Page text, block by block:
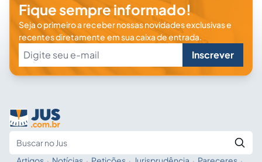
Fique sempre informado!
Seja o primeiro a receber nossas novidades exclusivas e
recentes diretamente em sua caixa de entrada.
Inscrever